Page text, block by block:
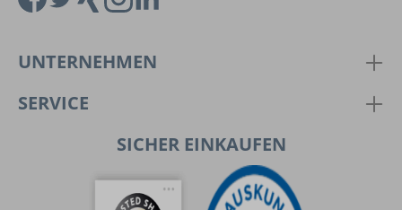
UNTERNEHMEN
SERVICE
SICHER EINKAUFEN